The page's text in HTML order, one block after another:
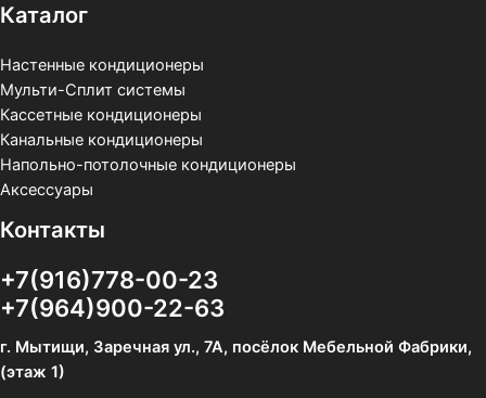
Каталог
Настенные кондиционеры
Мульти-Сплит системы
Кассетные кондиционеры
Канальные кондиционеры
Напольно-потолочные кондиционеры
Аксессуары
Контакты
+7(916)778-00-23
+7(964)900-22-63
г. Мытищи, Заречная ул., 7А, посёлок Мебельной Фабрики,
(этаж 1)